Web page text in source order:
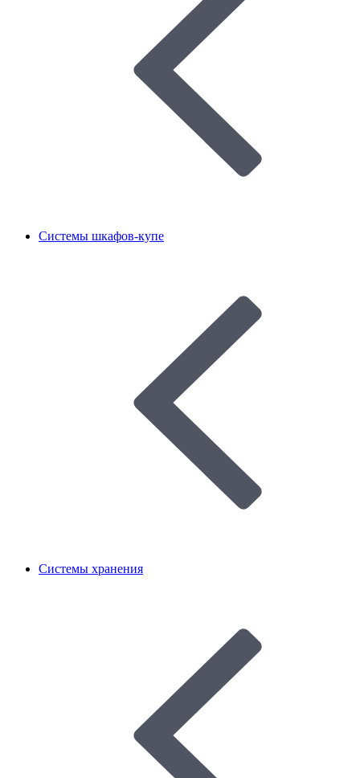
Системы шкафов-купе
Системы хранения